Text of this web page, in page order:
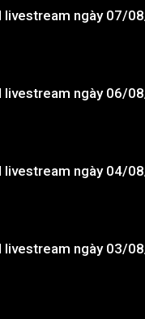
livestream ngày 07/
livestream ngày 06/
livestream ngày 04/
livestream ngày 03/